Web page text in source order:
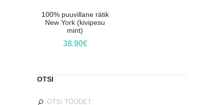
100% puuvillane rätik
New York (kivipesu
mint)
38.90€
OTSI